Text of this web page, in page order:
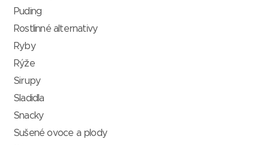
Puding
Rostlinné alternativy
Ryby
Rýže
Sirupy
Sladidla
Snacky
Sušené ovoce a plody